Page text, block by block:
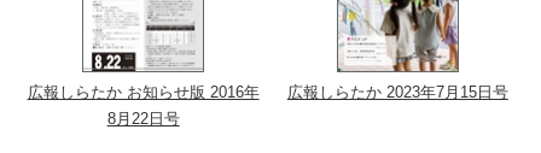
広報しらたか お知らせ版 2016年
8月22日号
広報しらたか 2023年7月15日号